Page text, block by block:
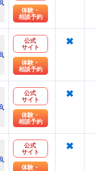
体験・
相談予約
公式
サイト
体験・
相談予約
×
公式
サイト
体験・
相談予約
×
公式
サイト
体験・
×